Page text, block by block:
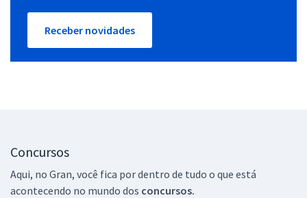
Receber novidades
Concursos
Aqui, no Gran, você fica por dentro de tudo o que está
acontecendo no mundo dos concursos.